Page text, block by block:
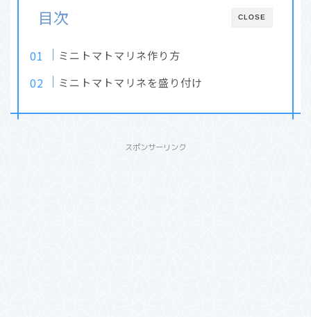
CLOSE
目次
ミニトマトマリネ作り方
ミニトマトマリネを盛り付け
スポンサーリンク